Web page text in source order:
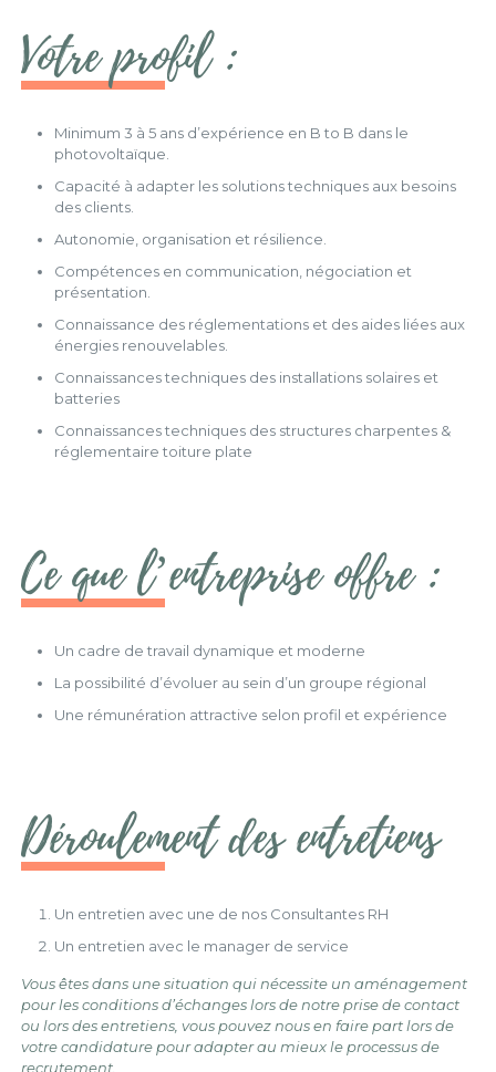
Votre profil :
Minimum 3 à 5 ans d’expérience en B to B dans le
photovoltaïque.
Capacité à adapter les solutions techniques aux besoins
des clients.
Autonomie, organisation et résilience.
Compétences en communication, négociation et
présentation.
Connaissance des réglementations et des aides liées aux
énergies renouvelables.
Connaissances techniques des installations solaires et
batteries
Connaissances techniques des structures charpentes &
réglementaire toiture plate
Ce que l’entreprise offre :
Un cadre de travail dynamique et moderne
La possibilité d’évoluer au sein d’un groupe régional
Une rémunération attractive selon profil et expérience
Déroulement des entretiens
Un entretien avec une de nos Consultantes RH
Un entretien avec le manager de service
Vous êtes dans une situation qui nécessite un aménagement
pour les conditions d’échanges lors de notre prise de contact
ou lors des entretiens, vous pouvez nous en faire part lors de
votre candidature pour adapter au mieux le processus de
recrutement.